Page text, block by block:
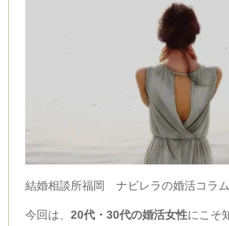
結婚相談所福岡 ナビレラの婚活コラ
今回は、 20代・30代の婚活女性にこそ